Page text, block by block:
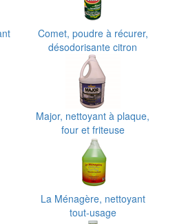
Comet, poudre à récurer,
désodorisante citron
Major, nettoyant à plaque,
four et friteuse
La Ménagère, nettoyant
tout-usage